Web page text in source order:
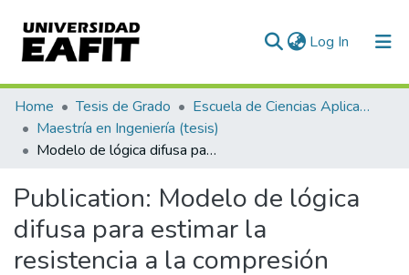
Log In (current)
Communities & Collections
All of DSpace
Home Tesis de Grado
Escuela de Ciencias Aplicadas e Ingeniería
Maestría en Ingeniería (tesis)
Modelo de lógica difusa para estimar la resistencia a la compresión inconfinada del gneis de Ituango
Publication: Modelo de lógica
difusa para estimar la
resistencia a la compresión